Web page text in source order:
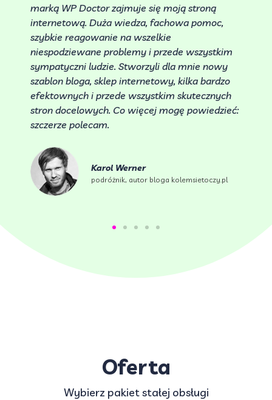
marką WP Doctor zajmuje się moją stroną
internetową. Duża wiedza, fachowa pomoc,
szybkie reagowanie na wszelkie
niespodziewane problemy i przede wszystkim
sympatyczni ludzie. Stworzyli dla mnie nowy
szablon bloga, sklep internetowy, kilka bardzo
efektownych i przede wszystkim skutecznych
stron docelowych. Co więcej mogę powiedzieć:
szczerze polecam.
Karol Werner
podróżnik, autor bloga kolemsietoczy.pl
Oferta
Wybierz pakiet stałej obsługi